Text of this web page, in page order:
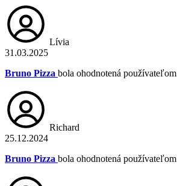
Lívia
31.03.2025
Bruno Pizza bola ohodnotená používateľom
Richard
25.12.2024
Bruno Pizza bola ohodnotená používateľom